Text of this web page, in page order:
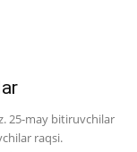
25-may bitiruvchilar
raqsi.